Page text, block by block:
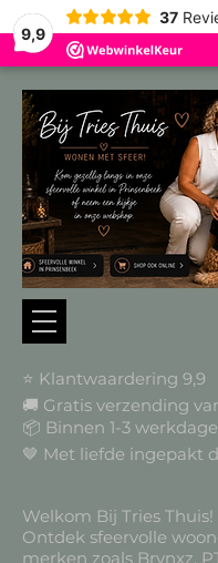
9,9
37
⭐ Klantwaardering 9,9
🚚 Gratis verzending
📦 Binnen 1-3
🤎 Met liefde ingepakt
Welkom Bij Tries Thuis!
Ontdek sfeervolle
merken zoals Brynxz,